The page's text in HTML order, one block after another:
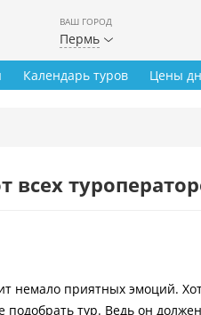
ВАШ ГОРОД
Пермь
Календарь туров Цены
всех
немало приятных эмоций.
тур. Ведь он